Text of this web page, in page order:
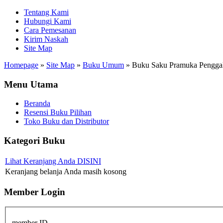
Tentang Kami
Hubungi Kami
Cara Pemesanan
Kirim Naskah
Site Map
Homepage » Site Map » Buku Umum » Buku Saku Pramuka
Menu Utama
Beranda
Resensi Buku Pilihan
Toko Buku dan Distributor
Kategori Buku
Lihat Keranjang Anda DISINI
Keranjang belanja Anda masih kosong
Member Login